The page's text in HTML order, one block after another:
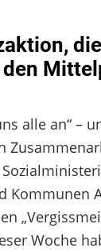
den
alle an“ –
Kommunen
Woche